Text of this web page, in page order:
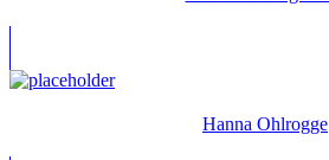
Hanna Ohlrogge